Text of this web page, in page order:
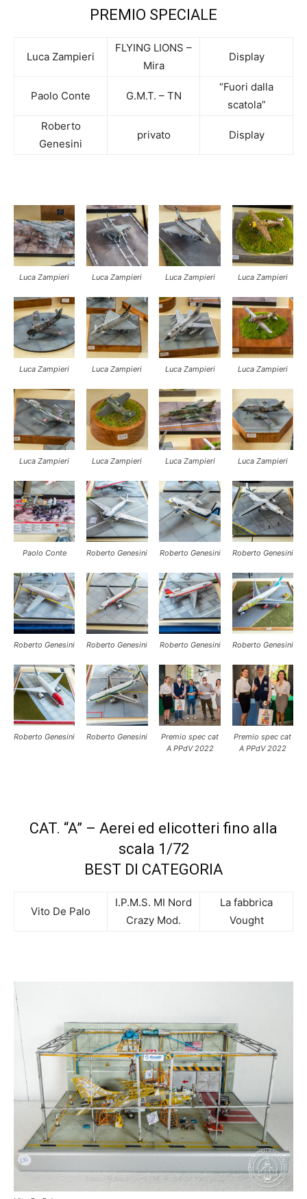
PREMIO SPECIALE
Luca Zampieri
FLYING LIONS –
Mira
Display
Paolo Conte G.M.T. – TN
“Fuori dalla
scatola”
Roberto
Genesini
privato Display
Luca Zampieri Luca Zampieri Luca Zampieri Luca Zampieri
Luca Zampieri Luca Zampieri Luca Zampieri Luca Zampieri
Luca Zampieri Luca Zampieri Luca Zampieri Luca Zampieri
Paolo Conte Roberto Genesini Roberto Genesini Roberto Genesini
Roberto Genesini Roberto Genesini Roberto Genesini Roberto Genesini
Roberto Genesini Roberto Genesini
Premio spec cat
A PPdV 2022
Premio spec cat
A PPdV 2022
CAT. “A” – Aerei ed elicotteri fino alla
scala 1/72
BEST DI CATEGORIA
Vito De Palo
I.P.M.S. MI Nord
Crazy Mod.
La fabbrica
Vought